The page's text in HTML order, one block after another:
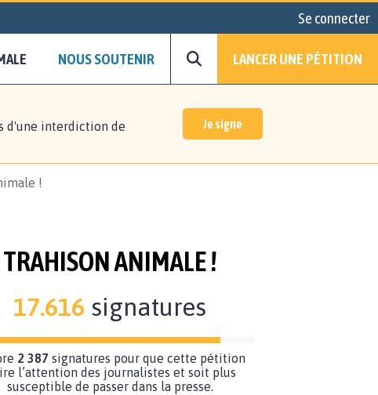
Se connecter
NOUS SOUTENIR LANCER UNE PÉTITION
d'une interdiction de
Je signe
!
TRAHISON ANIMALE !
17.616 signatures
2 387signatures pour que cette pétition
l’attention des journalistes et soit plus
susceptible de passer dans la presse.